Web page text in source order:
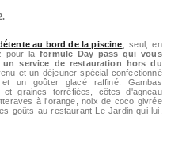
au bord de la piscine , seul, en
pour laformule Day pass qui vous
service de restauration hors du
et un déjeuner spécial confectionné
et un goûter glacé raffiné. Gambas
graines torréfiées, côtes d'agneau
à l'orange, noix de coco givrée
goûts au restaurant Le Jardin qui lui,